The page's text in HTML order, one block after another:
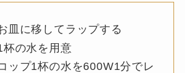
皿に移してラップする
杯の水を用意
ップ1杯の水を600W1分でレ